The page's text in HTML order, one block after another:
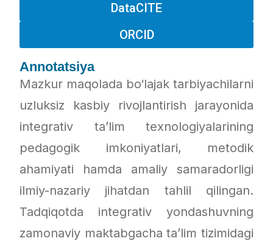
DataCITE
ORCID
Annotatsiya
Mazkur maqolada bo‘lajak tarbiyachilarni
uzluksiz kasbiy rivojlantirish jarayonida
integrativ ta’lim texnologiyalarining
pedagogik imkoniyatlari, metodik
ahamiyati hamda amaliy samaradorligi
ilmiy-nazariy jihatdan tahlil qilingan.
Tadqiqotda integrativ yondashuvning
zamonaviy maktabgacha ta’lim tizimidagi